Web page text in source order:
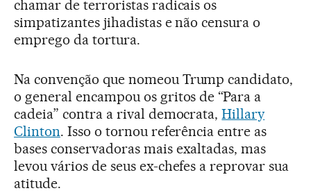
chamar de terroristas radicais os
simpatizantes jihadistas e não censura o
emprego da tortura.
Na convenção que nomeou Trump candidato,
o general encampou os gritos de “Para a
cadeia” contra a rival democrata,Hillary
Clinton. Isso o tornou referência entre as
bases conservadoras mais exaltadas, mas
levou vários de seus ex-chefes a reprovar sua
atitude.